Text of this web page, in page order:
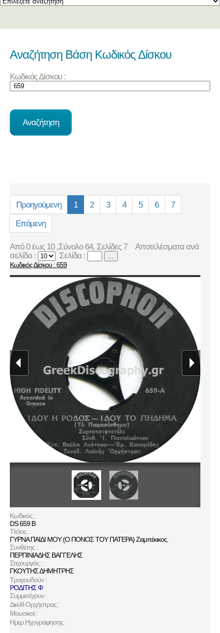
Αναζήτηση Βάση Κωδικός Δίσκου
Κωδικός Δίσκου :
Προηγούμενη 1 2 3 4 5 6
7
Επόμενη
Από 0 έως 10 ,Σύνολο 64, Σελίδες 7
Αποτελέσματα ανά
σελίδα :
Σελίδα : ...
Κωδικός Δίσκου : 659
Κωδικός :
DS 659 B
Τίτλος :
ΓΥΡΝΑ ΠΑΙΔΙ ΜΟΥ (Ο ΠΟΝΟΣ ΤΟΥ ΠΑΤΕΡΑ) Ζειμπέκικος.
Συνθέτης :
ΠΕΡΠΙΝΙΑΔΗΣ ΒΑΓΓΕΛΗΣ
Στιχουργός :
ΓΚΟΥΤΗΣ ΔΗΜΗΤΡΗΣ
Τραγουδούν :
ΡΟΔΙΤΗΣ Φ
Συμμετέχουν :
Διεύθ.Ορχήστρας :
Μουσικοί :
Ημερ.Ηχογράφησης :